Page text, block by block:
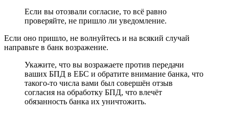
Если вы отозвали согласие, то всё равно
проверяйте, не пришло ли уведомление.
Если оно пришло, не волнуйтесь и на всякий случай
направьте в банк возражение.
Укажите, что вы возражаете против передачи
ваших БПД в ЕБС и обратите внимание банка, что
такого-то числа вами был совершён отзыв
согласия на обработку БПД, что влечёт
обязанность банка их уничтожить.